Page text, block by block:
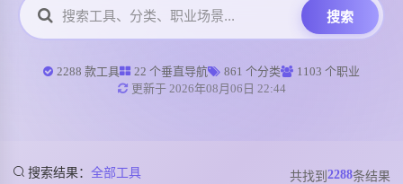
搜索
2288 款工具 22 个垂直导航 861 个分类
1103 个职业
更新于 2026年08月06日 22:44
搜索结果： 全部工具 共找到 2288条结果